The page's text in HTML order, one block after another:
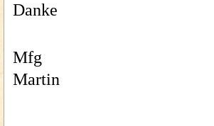
Danke
Mfg
Martin